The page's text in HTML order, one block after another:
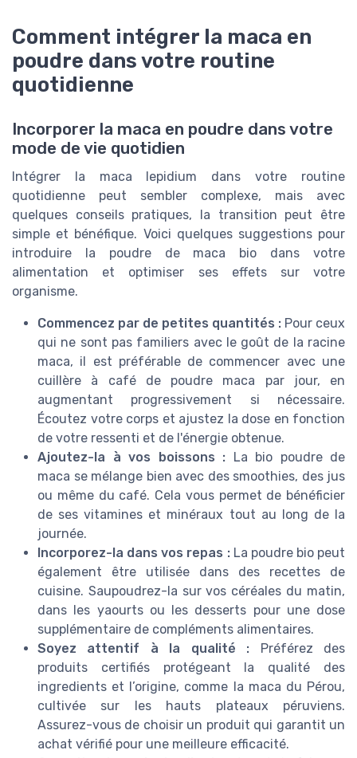
Comment intégrer la maca en
poudre dans votre routine
quotidienne
Incorporer la maca en poudre dans votre
mode de vie quotidien
Intégrer la maca lepidium dans votre routine
quotidienne peut sembler complexe, mais avec
quelques conseils pratiques, la transition peut être
simple et bénéfique. Voici quelques suggestions pour
introduire la poudre de maca bio dans votre
alimentation et optimiser ses effets sur votre
organisme.
Commencez par de petites quantités : Pour ceux
qui ne sont pas familiers avec le goût de la racine
maca, il est préférable de commencer avec une
cuillère à café de poudre maca par jour, en
augmentant progressivement si nécessaire.
Écoutez votre corps et ajustez la dose en fonction
de votre ressenti et de l'énergie obtenue.
Ajoutez-la à vos boissons : La bio poudre de
maca se mélange bien avec des smoothies, des jus
ou même du café. Cela vous permet de bénéficier
de ses vitamines et minéraux tout au long de la
journée.
Incorporez-la dans vos repas :La poudre bio peut
également être utilisée dans des recettes de
cuisine. Saupoudrez-la sur vos céréales du matin,
dans les yaourts ou les desserts pour une dose
supplémentaire de compléments alimentaires.
Soyez attentif à la qualité : Préférez des
produits certifiés protégeant la qualité des
ingredients et l’origine, comme la maca du Pérou,
cultivée sur les hauts plateaux péruviens.
Assurez-vous de choisir un produit qui garantit un
achat vérifié pour une meilleure efficacité.